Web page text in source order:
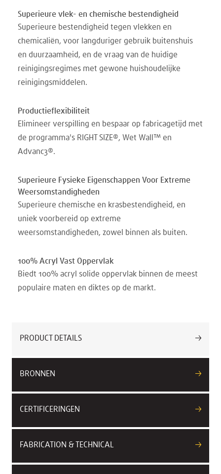
Superieure vlek- en chemische bestendigheid
Superieure bestendigheid tegen vlekken en
chemicaliën, voor langduriger gebruik buitenshuis
en duurzaamheid, en de vraag van de huidige
reinigingsregimes met gewone huishoudelijke
reinigingsmiddelen.
Productieflexibiliteit
Elimineer verspilling en bespaar op fabricagetijd met
de programma's RIGHT SIZE®, Wet Wall™ en
Advanc3®.
Superieure Fysieke Eigenschappen Voor Extreme
Weersomstandigheden
Superieure chemische en krasbestendigheid, en
uniek voorbereid op extreme
weersomstandigheden, zowel binnen als buiten.
100% Acryl Vast Oppervlak
Biedt 100% acryl solide oppervlak binnen de meest
populaire maten en diktes op de markt.
PRODUCT DETAILS
BRONNEN
CERTIFICERINGEN
FABRICATION & TECHNICAL